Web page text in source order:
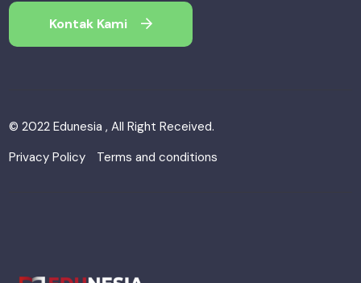
Kontak Kami
© 2022 Edunesia , All Right Received.
Privacy Policy
Terms and conditions